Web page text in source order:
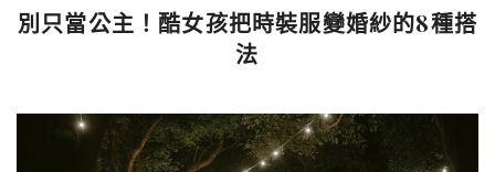
別只當公主！酷女孩把時裝服變婚紗的8種搭
法